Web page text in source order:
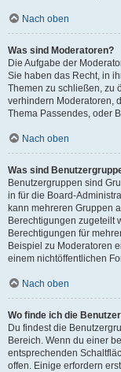
Nach oben
Was sind Moderatoren?
Die Aufgabe der
Sie haben das Recht, in
Themen zu schließen, zu
verhindern Moderatoren,
Thema Passendes, oder
Nach oben
Was sind
Benutzergruppen sind
in für die Board-
kann mehreren Gruppen
Berechtigungen zugeteilt
Berechtigungen für
Beispiel zu Moderatoren
einem nichtöffentlichen
Nach oben
Wo finde ich die
Du findest die
Bereich. Wenn du einer
entsprechenden
offen. Einige erfordern